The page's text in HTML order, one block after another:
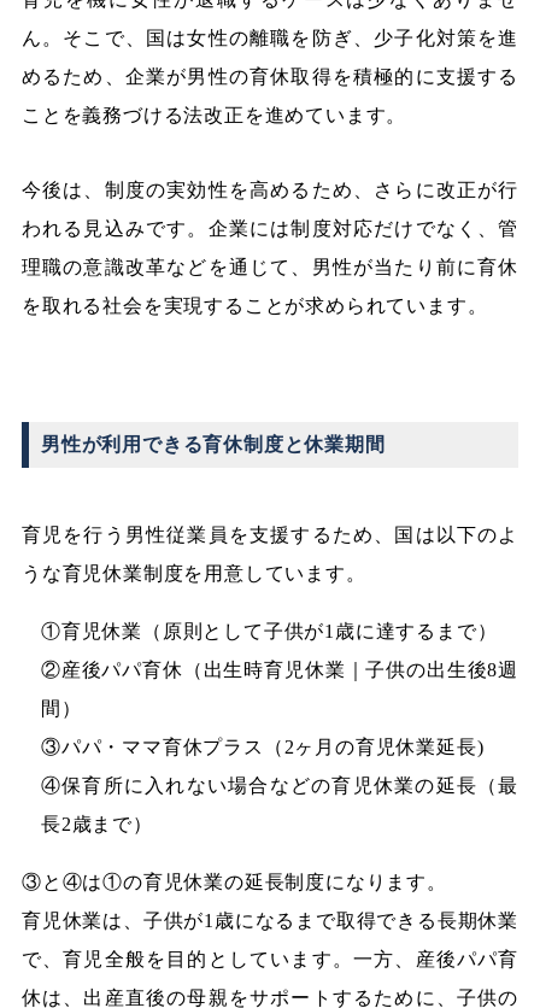
ん。そこで、国は女性の離職を防ぎ、少子化対策を進
めるため、企業が男性の育休取得を積極的に支援する
ことを義務づける法改正を進めています。
今後は、制度の実効性を高めるため、さらに改正が行
われる見込みです。企業には制度対応だけでなく、管
理職の意識改革などを通じて、男性が当たり前に育休
を取れる社会を実現することが求められています。
男性が利用できる育休制度と休業期間
育児を行う男性従業員を支援するため、国は以下のよ
うな育児休業制度を用意しています。
①育児休業（原則として子供が1歳に達するまで）
②産後パパ育休（出生時育児休業｜子供の出生後8週
間）
③パパ・ママ育休プラス（2ヶ月の育児休業延長)
④保育所に入れない場合などの育児休業の延長（最
長2歳まで）
③と④は①の育児休業の延長制度になります。
育児休業は、子供が1歳になるまで取得できる長期休業
で、育児全般を目的としています。一方、産後パパ育
休は、出産直後の母親をサポートするために、子供の